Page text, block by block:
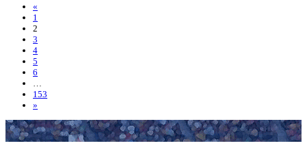
«
1
2
3
4
5
6
153
»